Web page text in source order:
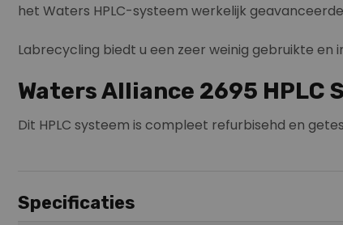
het Waters HPLC-systeem werkelijk
Labrecycling biedt u een zeer weinig gebruikte
Waters Alliance 2695 HPLC
Dit HPLC systeem is compleet refurbisehd en
Specificaties